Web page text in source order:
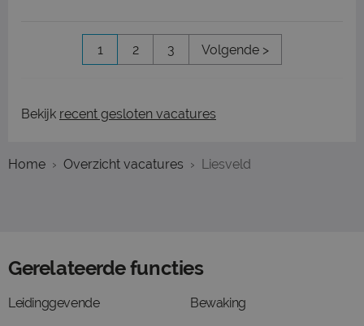
1 2 3 Volgende >
Bekijk recent gesloten vacatures
Home Overzicht vacatures Liesveld
Gerelateerde functies
Leidinggevende Bewaking